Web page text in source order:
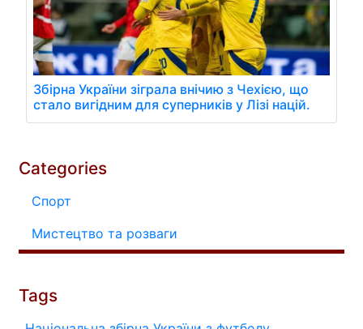
Збірна України зіграла внічию з Чехією, що
стало вигідним для суперників у Лізі націй.
Categories
Спорт
Мистецтво та розваги
Tags